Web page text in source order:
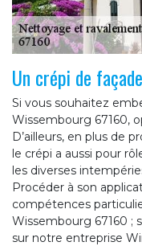
Un crépi de
Si vous souhaitez
Wissembourg 67160,
D’ailleurs, en plus de
le crépi a aussi pour
les diverses
Procéder à son
compétences
Wissembourg 67160 ;
sur notre entreprise